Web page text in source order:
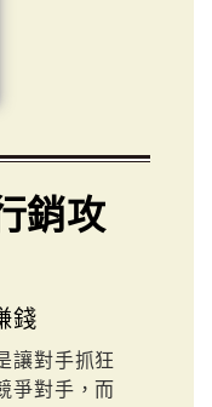
銷攻
錢
讓對手抓狂
爭對手，而